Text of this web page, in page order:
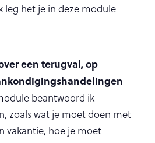
leg het je in deze module
een terugval, op
beantwoord ik
zoals wat je moet doen met
vakantie, hoe je moet